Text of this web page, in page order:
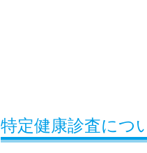
特定健康診査につ